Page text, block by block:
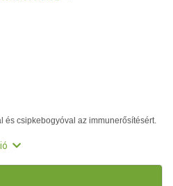
és csipkebogyóval az immunerősítésért.